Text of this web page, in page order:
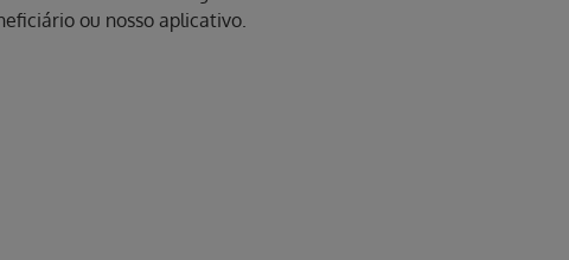
ou nosso aplicativo.